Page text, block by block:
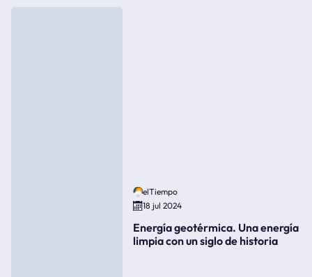
elTiempo
18 jul 2024
Energía geotérmica. Una energía
limpia con un siglo de historia